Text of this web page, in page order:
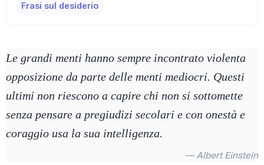
Frasi sul desiderio
Le grandi menti hanno sempre incontrato violenta
opposizione da parte delle menti mediocri. Questi
ultimi non riescono a capire chi non si sottomette
senza pensare a pregiudizi secolari e con onestà e
coraggio usa la sua intelligenza.
— Albert Einstein